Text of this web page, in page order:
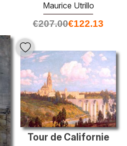
Maurice Utrillo
€207.00€122.13
Tour de Californie